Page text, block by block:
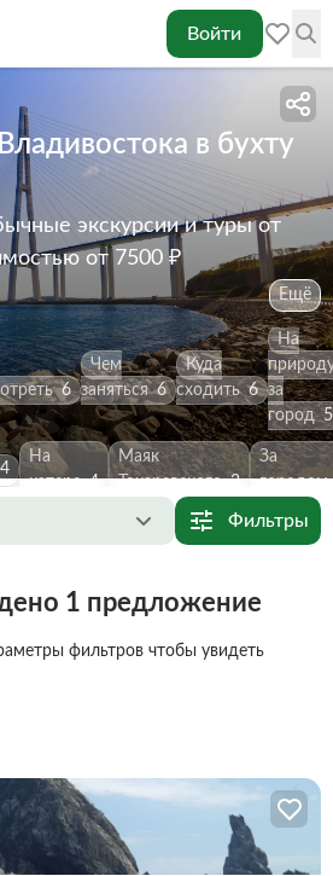
Войти
в бухту
экскурсии и туры от
от 7500 ₽
Ещё
6
Чем
заняться 6
Куда
сходить 6
На
за
город 5
4
На
катере 4
Маяк
Токаревского 3
За
городом
Фильтры
1 предложение
фильтров чтобы увидеть